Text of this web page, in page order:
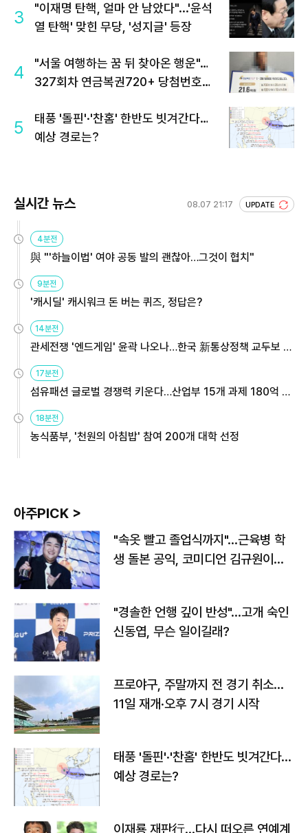
3
"이재명 탄핵, 얼마 안 남았다"...'윤석
열 탄핵' 맞힌 무당, '성지글' 등장
4
"서울 여행하는 꿈 뒤 찾아온 행운"…
327회차 연금복권720+ 당첨번호조
5
태풍 '돌핀'·'찬홈' 한반도 빗겨간다…
예상 경로는?
실시간 뉴스 08.07 21:17 UPDATE
4분전
與 "'하늘이법' 여야 공동 발의 괜찮아…그것이 협치"
9분전
'캐시딜' 캐시워크 돈 버는 퀴즈, 정답은?
14분전
관세전쟁 '엔드게임' 윤곽 나오나…한국 新통상정책 교두보 활
용해야
17분전
섬유패션 글로벌 경쟁력 키운다…산업부 15개 과제 180억 지
원
18분전
농식품부, '천원의 아침밥' 참여 200개 대학 선정
아주PICK >
"속옷 빨고 졸업식까지"…근육병 학
생 돌본 공익, 코미디언 김규원이었
"경솔한 언행 깊이 반성"…고개 숙인
신동엽, 무슨 일이길래?
프로야구, 주말까지 전 경기 취소…
11일 재개·오후 7시 경기 시작
태풍 '돌핀'·'찬홈' 한반도 빗겨간다…
예상 경로는?
이재룡 재판行…다시 떠오른 연예계